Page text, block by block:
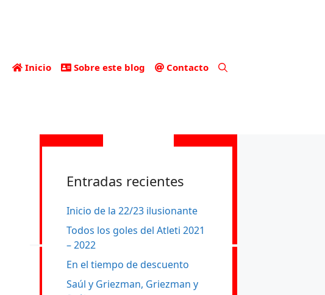
Inicio Sobre este blog Contacto
Entradas recientes
Inicio de la 22/23 ilusionante
Todos los goles del Atleti 2021
– 2022
En el tiempo de descuento
Saúl y Griezman, Griezman y